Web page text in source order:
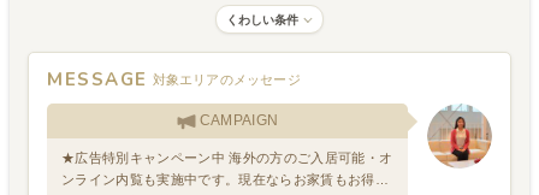
くわしい条件
MESSAGE 対象エリアのメッセージ
CAMPAIGN
★広告特別キャンペーン中 海外の方のご入居可能・オ
ンライン内覧も実施中です。現在ならお家賃もお得！